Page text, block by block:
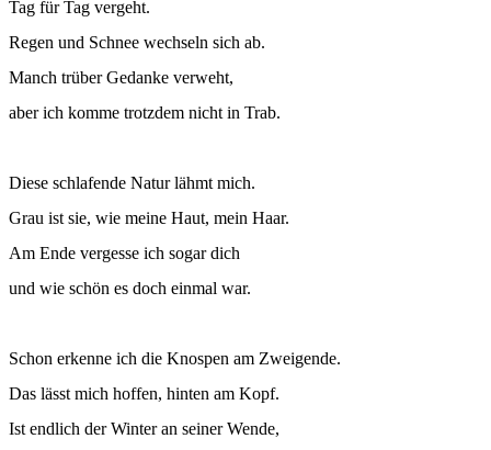
Tag für Tag vergeht.
Regen und Schnee wechseln sich ab.
Manch trüber Gedanke verweht,
aber ich komme trotzdem nicht in Trab.
Diese schlafende Natur lähmt mich.
Grau ist sie, wie meine Haut, mein Haar.
Am Ende vergesse ich sogar dich
und wie schön es doch einmal war.
Schon erkenne ich die Knospen am Zweigende.
Das lässt mich hoffen, hinten am Kopf.
Ist endlich der Winter an seiner Wende,